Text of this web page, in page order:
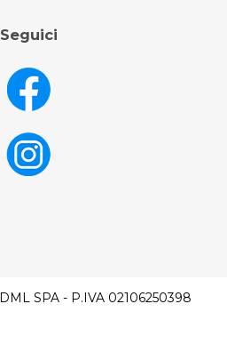
Seguici
SPA - P.IVA 02106250398